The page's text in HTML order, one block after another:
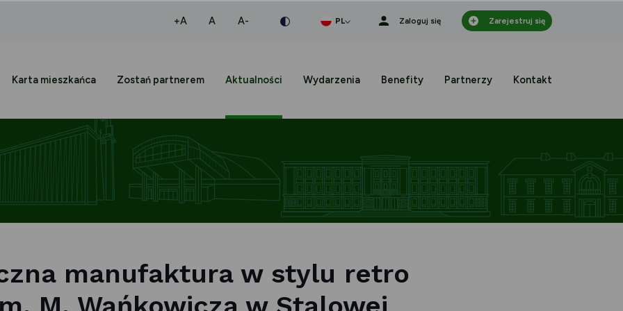
+Awiększa czcionka
Anormalna czcionka
A-mniejsza czcionka PL Zaloguj się Zarejestruj się
Karta mieszkańca Zostań partnerem Aktualności Wydarzenia Benefity Partnerzy Kontakt
manufaktura w stylu retro